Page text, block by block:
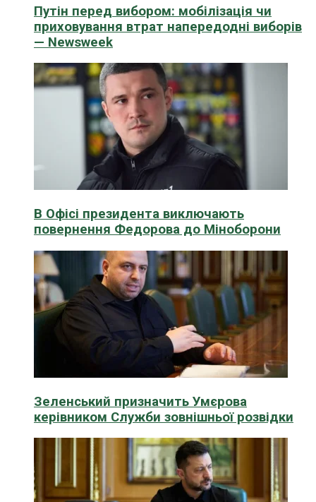
Путін перед вибором: мобілізація чи
приховування втрат напередодні виборів
— Newsweek
В Офісі президента виключають
повернення Федорова до Міноборони
Зеленський призначить Умєрова
керівником Служби зовнішньої розвідки